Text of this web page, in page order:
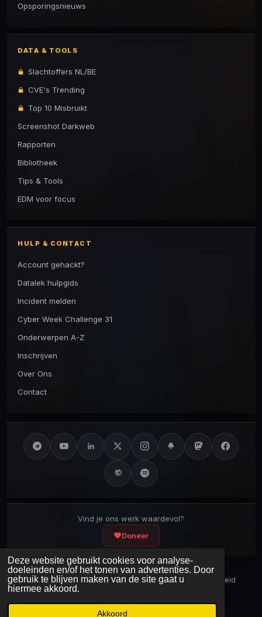
Deze website gebruikt cookies voor analyse-
doeleinden en/of het tonen van advertenties. Door
gebruik te blijven maken van de site gaat u
hiermee akkoord.
Akkoord
Opsporingsnieuws
DATA & TOOLS
Slachtoffers NL/BE
CVE's Trending
Top 10 Misbruikt
Screenshot Darkweb
Rapporten
Bibliotheek
Tips & Tools
EDM voor focus
HULP & CONTACT
Account gehackt?
Datalek hulpgids
Incident melden
Cyber Week Challenge 31
Onderwerpen A-Z
Inschrijven
Over Ons
Contact
Vind je ons werk waardevol?
Doneer
Security DisclaimerSecurity.txtAI Bot Disclaimer
Privacybeleid
Laatst bijgewerkt:8 augustus 2026
© 2017 – 2026 Cybercrimeinfo